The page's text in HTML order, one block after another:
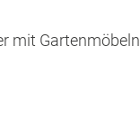
mit Gartenmöbeln